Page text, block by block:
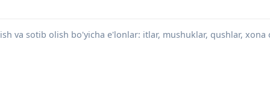
va sotib olish bo'yicha e'lonlar: itlar, mushuklar, qushlar,